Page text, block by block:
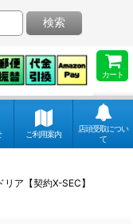
カート
検索
ご利用案内
店頭受取につい
て
ア【契約X-SEC】